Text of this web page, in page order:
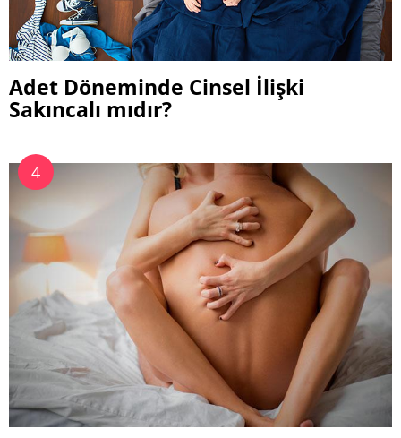
Adet Döneminde Cinsel İlişki
Sakıncalı mıdır?